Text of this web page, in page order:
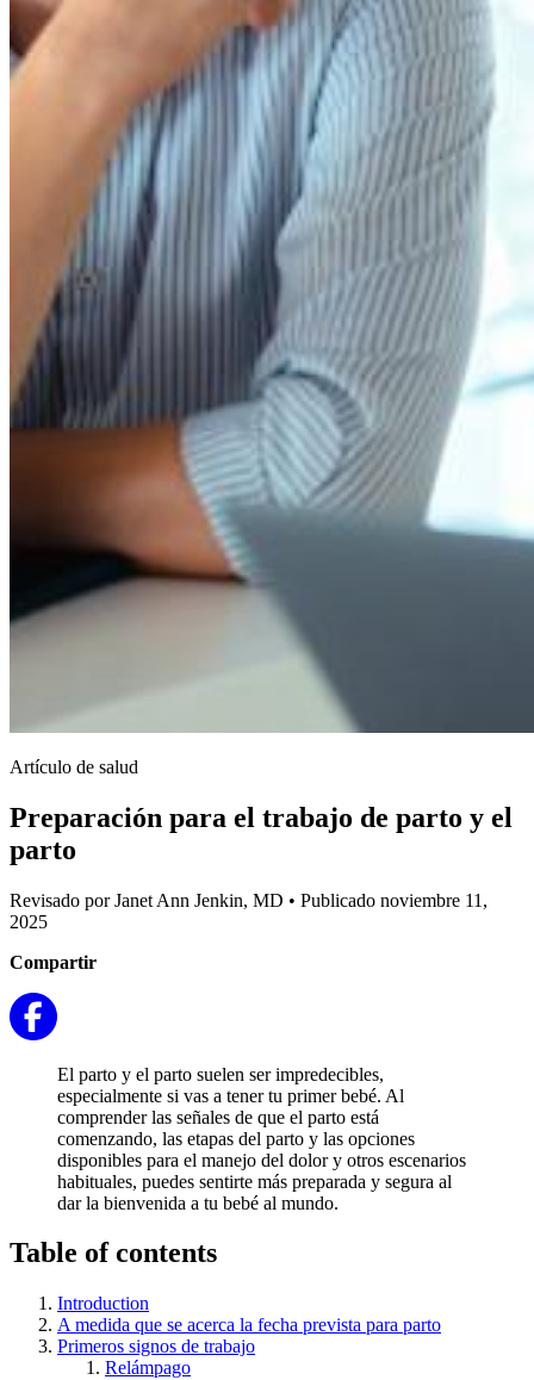
Artículo de salud
Preparación para el trabajo de parto y el
parto
Revisado por Janet Ann Jenkin, MD • Publicado noviembre 11,
2025
Compartir
El parto y el parto suelen ser impredecibles,
especialmente si vas a tener tu primer bebé. Al
comprender las señales de que el parto está
comenzando, las etapas del parto y las opciones
disponibles para el manejo del dolor y otros escenarios
habituales, puedes sentirte más preparada y segura al
dar la bienvenida a tu bebé al mundo.
Table of contents
Introduction
A medida que se acerca la fecha prevista para parto
Primeros signos de trabajo
Relámpago